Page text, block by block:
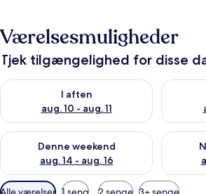
Værelsesmuligheder
Tjek tilgængelighed for disse
I aften
aug. 10 - aug. 11
Tjek tilgængelighed for i aften aug. 10 -
Tjek
Denne weekend
aug. 14 - aug. 16
Tjek tilgængelighed for denne weekend
Tjek
Tilgængelige